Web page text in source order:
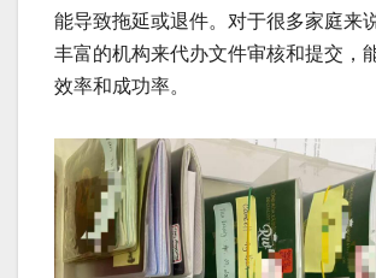
能导致拖延或退件。对于很多家庭来
丰富的机构来代办文件审核和提交，
效率和成功率。